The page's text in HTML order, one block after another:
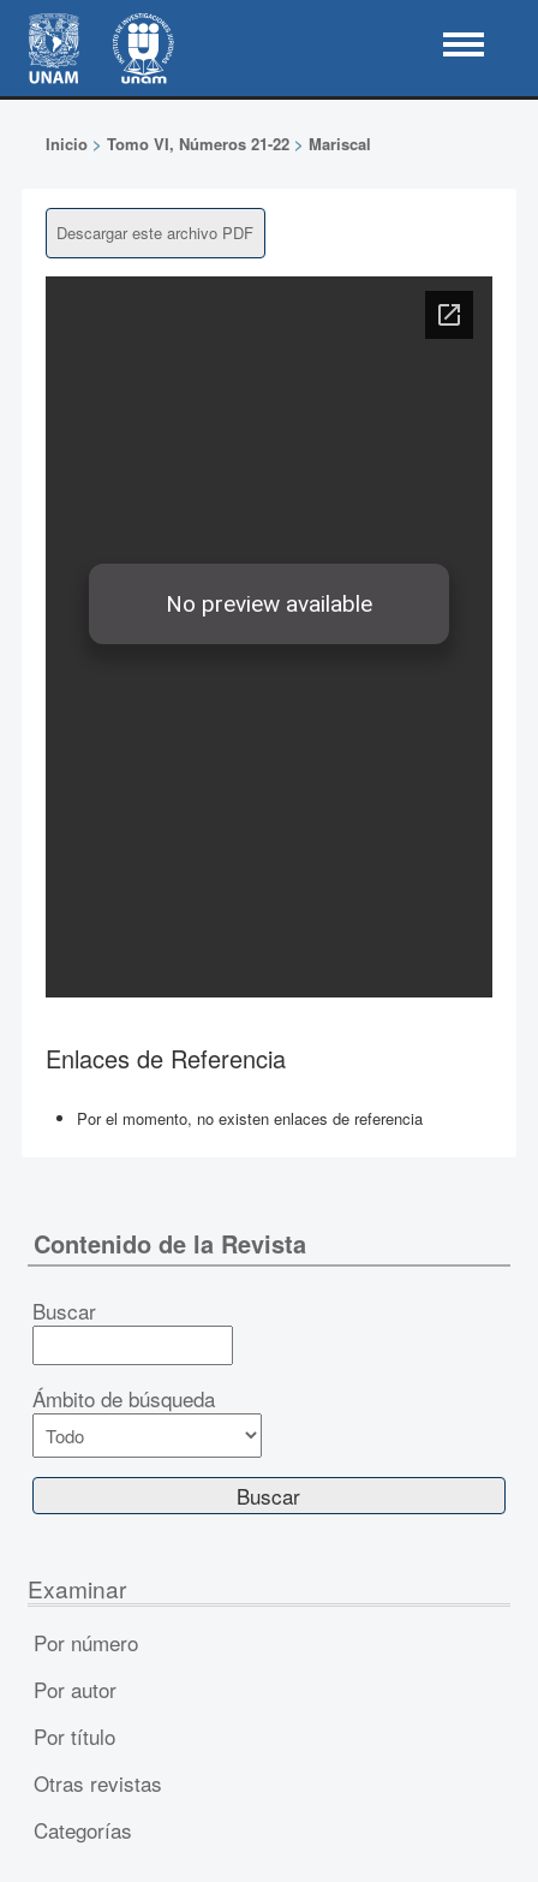
Inicio> Tomo VI, Números 21-22> Mariscal
Descargar este archivo PDF
Enlaces de Referencia
Por el momento, no existen enlaces de referencia
Contenido de la Revista
Buscar
Ámbito de búsqueda
Examinar
Por número
Por autor
Por título
Otras revistas
Categorías